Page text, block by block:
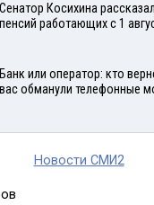
Сенатор Косихина
пенсий работающих с 1
Банк или оператор: кто
вас обманули телефонные
Новости СМИ2